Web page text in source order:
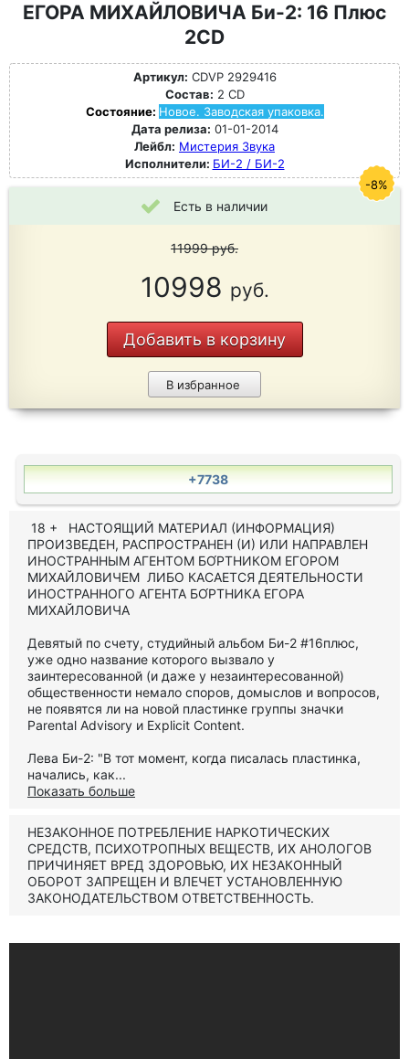
ЕГОРА МИХАЙЛОВИЧА Би-2: 16 Плюс
2CD
Артикул: CDVP 2929416
Состав: 2 CD
Состояние: Новое. Заводская упаковка.
Дата релиза: 01-01-2014
Лейбл: Мистерия Звука
Исполнители: БИ-2 / БИ-2
Есть в наличии
11999руб.
10998 руб.
Добавить в корзину
В избранное
-8%
+7738
18 + НАСТОЯЩИЙ МАТЕРИАЛ (ИНФОРМАЦИЯ)
ПРОИЗВЕДЕН, РАСПРОСТРАНЕН (И) ИЛИ НАПРАВЛЕН
ИНОСТРАННЫМ АГЕНТОМ БО́РТНИКОМ ЕГОРОМ
МИХАЙЛОВИЧЕМ ЛИБО КАСАЕТСЯ ДЕЯТЕЛЬНОСТИ
ИНОСТРАННОГО АГЕНТА БО́РТНИКА ЕГОРА
МИХАЙЛОВИЧА
Девятый по счету, студийный альбом Би-2 #16плюс,
уже одно название которого вызвало у
заинтересованной (и даже у незаинтересованной)
общественности немало споров, домыслов и вопросов,
не появятся ли на новой пластинке группы значки
Parental Advisory и Explicit Content.
Лева Би-2: "В тот момент, когда писалась пластинка,
начались, как...
Показать больше
НЕЗАКОННОЕ ПОТРЕБЛЕНИЕ НАРКОТИЧЕСКИХ
СРЕДСТВ, ПСИХОТРОПНЫХ ВЕЩЕСТВ, ИХ АНОЛОГОВ
ПРИЧИНЯЕТ ВРЕД ЗДОРОВЬЮ, ИХ НЕЗАКОННЫЙ
ОБОРОТ ЗАПРЕЩЕН И ВЛЕЧЕТ УСТАНОВЛЕННУЮ
ЗАКОНОДАТЕЛЬСТВОМ ОТВЕТСТВЕННОСТЬ.